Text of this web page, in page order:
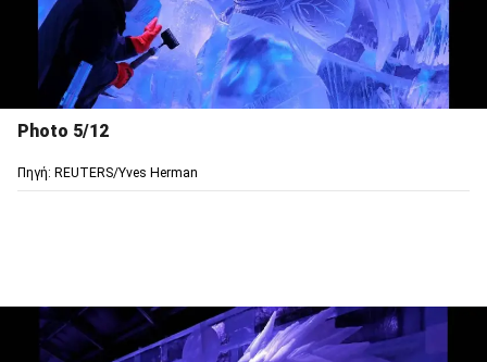
Photo 5/12
Πηγή: REUTERS/Yves Herman